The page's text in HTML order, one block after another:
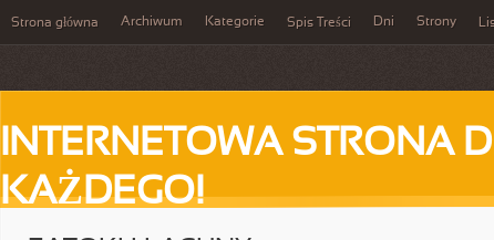
Strona główna Archiwum Kategorie Spis Treści Dni Strony
INTERNETOWA STRONA
KAŻDEGO!